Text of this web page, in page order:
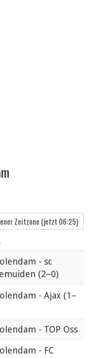
Zeitzone (jetzt 06:25)
- sc
(2–0)
- Ajax (1–
- TOP Oss
- FC